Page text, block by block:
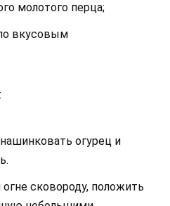
молотого перца;
вкусовым
огурец и
сковороду, положить